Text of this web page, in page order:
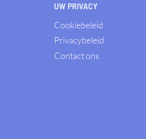
UW PRIVACY
Cookiebeleid
Privacybeleid
Contact ons